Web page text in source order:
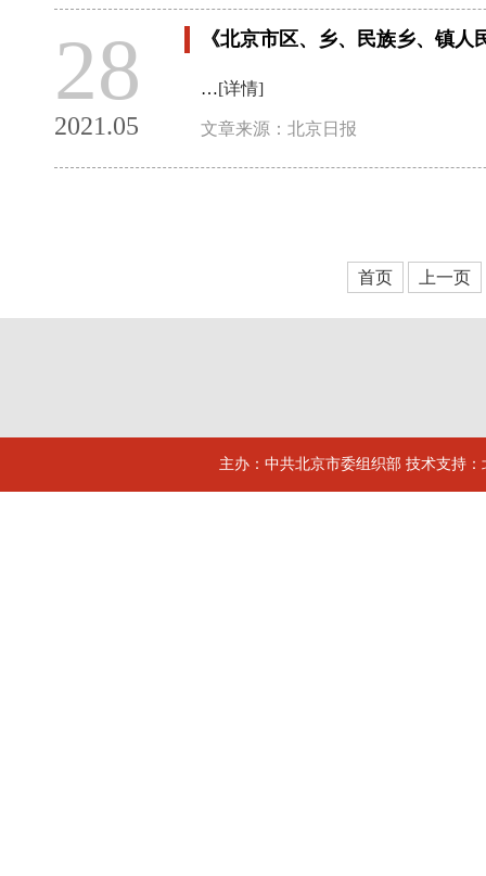
28
2021.05
《北京市区、乡、民族乡、镇
…[详情]
文章来源：北京日报
首页 上一页
主办：中共北京市委组织部 技术支持